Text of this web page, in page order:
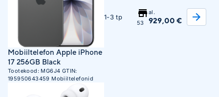
Mobiiltelefon Apple iPhone
17 256GB Black
Tootekood: MG6J4 GTIN:
195950643459 Mobiiltelefonid
1-3 tp
53
al.
929,00 €